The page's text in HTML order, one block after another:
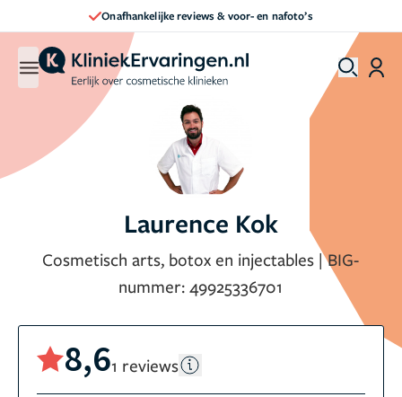
Onafhankelijke reviews & voor- en nafoto’s
Laurence Kok
Cosmetisch arts, botox en injectables | BIG-
nummer:49925336701
8,61 reviews